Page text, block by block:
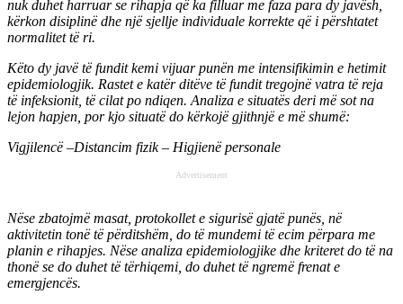
nuk duhet harruar se rihapja që ka filluar me faza para dy javësh,
kërkon disiplinë dhe një sjellje individuale korrekte që i përshtatet
normalitet të ri.
Këto dy javë të fundit kemi vijuar punën me intensifikimin e hetimit
epidemiologjik. Rastet e katër ditëve të fundit tregojnë vatra të reja
të infeksionit, të cilat po ndiqen. Analiza e situatës deri më sot na
lejon hapjen, por kjo situatë do kërkojë gjithnjë e më shumë:
Vigjilencë –Distancim fizik – Higjienë personale
Advertisement
Nëse zbatojmë masat, protokollet e sigurisë gjatë punës, në
aktivitetin tonë të përditshëm, do të mundemi të ecim përpara me
planin e rihapjes. Nëse analiza epidemiologjike dhe kriteret do të na
thonë se do duhet të tërhiqemi, do duhet të ngremë frenat e
emergjencës.